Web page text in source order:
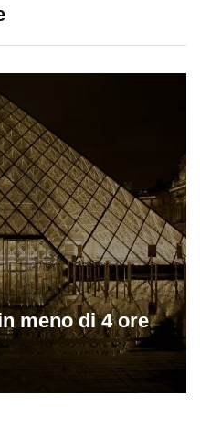
meno di 4 ore